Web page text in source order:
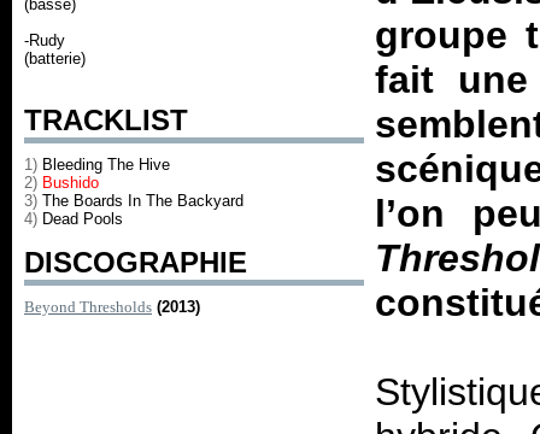
(basse)
-Rudy
(batterie)
TRACKLIST
1) Bleeding The Hive
2) Bushido
3) The Boards In The Backyard
4) Dead Pools
DISCOGRAPHIE
Beyond Thresholds (2013)
groupe
fait une
l’on